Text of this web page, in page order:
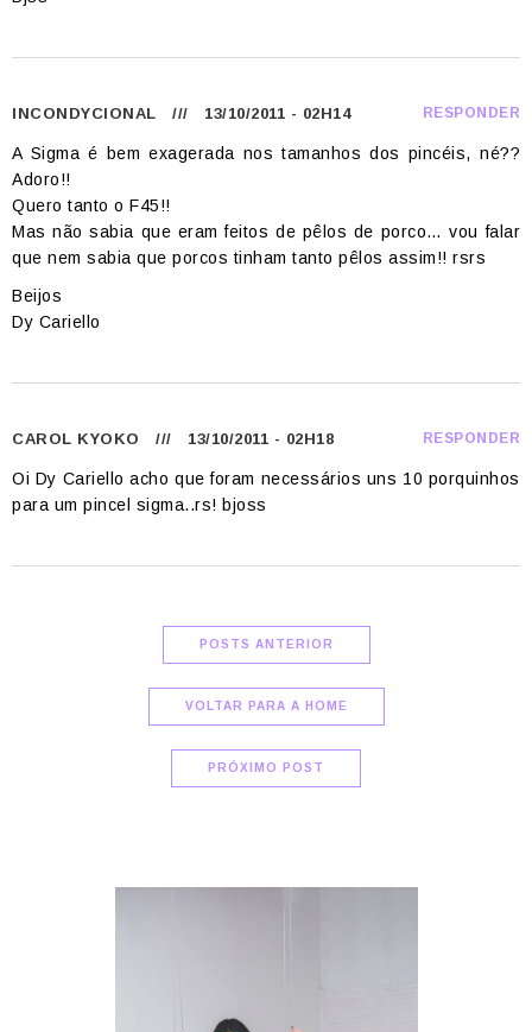
INCONDYCIONAL /// 13/10/2011 - 02H14 RESPONDER
A Sigma é bem exagerada nos tamanhos dos pincéis, né??
Adoro!!
Quero tanto o F45!!
Mas não sabia que eram feitos de pêlos de porco… vou falar
que nem sabia que porcos tinham tanto pêlos assim!! rsrs
Beijos
Dy Cariello
CAROL KYOKO /// 13/10/2011 - 02H18 RESPONDER
Oi Dy Cariello acho que foram necessários uns 10 porquinhos
para um pincel sigma..rs! bjoss
POSTS ANTERIOR
VOLTAR PARA A HOME
PRÓXIMO POST